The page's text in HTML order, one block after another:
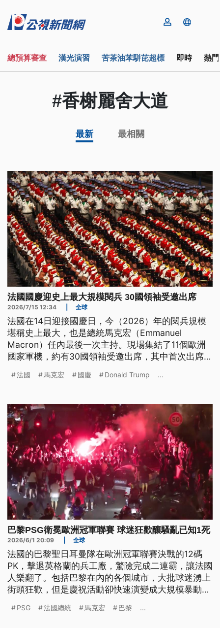
總預算審查 漢光演習 苦茶油苯駢芘超標 即時 熱
#香榭麗舍大道
最新 最相關
法國國慶迎史上最大規模閱兵 30國領袖受邀出席
2026/7/15 12:34 全球
法國在14日迎接國慶日，今（2026）年的閱兵規模
堪稱史上最大，也是總統馬克宏（Emmanuel
Macron）任內最後一次主持。現場集結了11個歐洲
國家軍機，約有30國領袖受邀出席，其中首次出席的
法國 馬克宏 國慶 Donald Trump ...
巴黎PSG衛冕歐洲冠軍聯賽 球迷狂歡釀騷亂已知1死
2026/6/1 20:09 全球
法國的巴黎聖日耳曼隊在歐洲冠軍聯賽決戰的12碼
PK，擊退英格蘭的兵工廠，驚險完成二連霸，讓法國
人樂翻了。包括巴黎在內的各個城市，大批球迷湧上
街頭狂歡，但是慶祝活動卻快速演變成大規模暴動。
洗劫商店，甚至攻擊警察；巴黎警方被迫發射催淚瓦
PSG 法國總統 馬克宏 巴黎 ...